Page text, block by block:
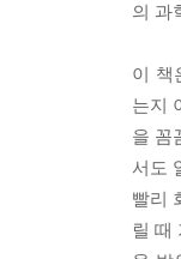
의 과
이 책
는지
을 꼼
서도
빨리
릴 때